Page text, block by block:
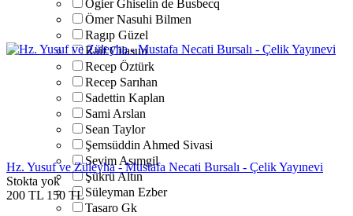
Ogier Ghiselin de Busbecq
Ömer Nasuhi Bilmen
Ragıp Güzel
Raif Cilasun
Recep Öztürk
Recep Sarıhan
Sadettin Kaplan
Sami Arslan
Sean Taylor
Şemsüddin Ahmed Sivasi
Sevim Asımgil
Şükrü Altın
Süleyman Ezber
Tasaro Gk
Hz. Yusuf ve Züleyha - Mustafa Necati Bursalı - Çelik Yayınevi
Stokta yok
200 TL 150 TL